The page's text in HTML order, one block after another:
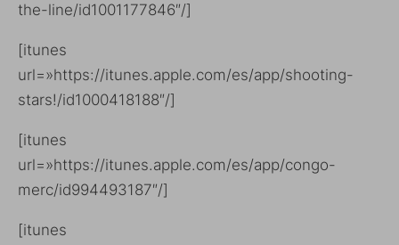
the-line/id1001177846″/]
[itunes
url=»https://itunes.apple.com/es/app/shooting-
stars!/id1000418188″/]
[itunes
url=»https://itunes.apple.com/es/app/congo-
merc/id994493187″/]
[itunes